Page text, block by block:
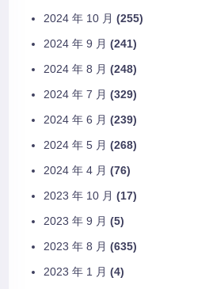
2024 年 10 月 (255)
2024 年 9 月 (241)
2024 年 8 月 (248)
2024 年 7 月 (329)
2024 年 6 月 (239)
2024 年 5 月 (268)
2024 年 4 月 (76)
2023 年 10 月 (17)
2023 年 9 月 (5)
2023 年 8 月 (635)
2023 年 1 月 (4)